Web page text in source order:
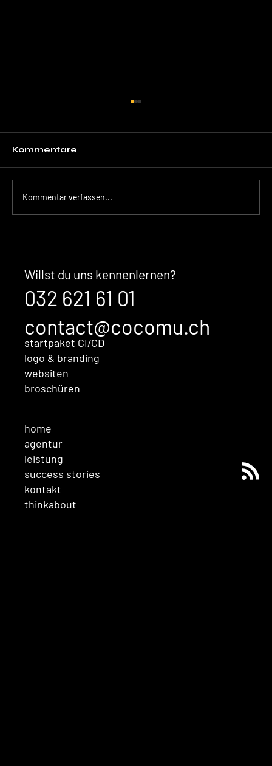
bevor Sales überhaupt im
Gespräch ist
Kommentare
Kommentar verfassen...
home
agentur
leistung
success stories
kontakt
thinkabout
Willst du uns kennenlernen?
032 621 61 01
contact@cocomu.ch
startpaket CI/CD
logo & branding
websiten
broschüren